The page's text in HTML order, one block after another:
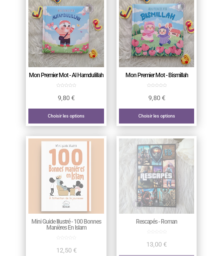
Mon Premier Mot - Al Hamdulillah
9,80€
Choisir les options
Mon Premier Mot - Bismillah
9,80 €
Choisir les options
Mini Guide Illustré - 100 Bonnes
Manières En Islam
12,50 €
Rescapés - Roman
13,00€